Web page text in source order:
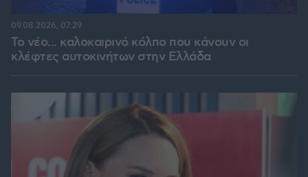
Το νέο... καλοκαιρινό κόλπο που κάνουν οι
κλέφτες αυτοκινήτων στην Ελλάδα
09.08.2026, 07:29